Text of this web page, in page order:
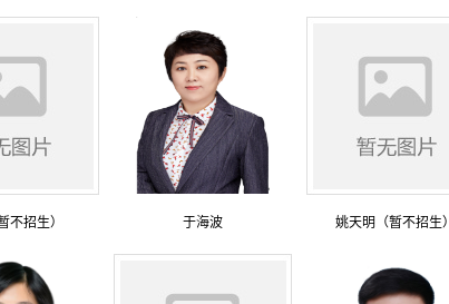
不招生） 于海波 姚天明（暂不招生）